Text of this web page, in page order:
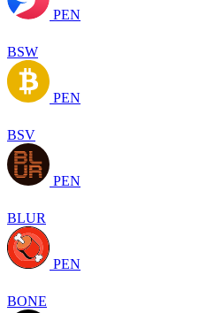
PEN
BSW
PEN
BSV
PEN
BLUR
PEN
BONE